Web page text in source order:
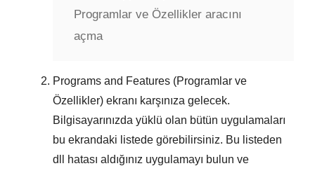
Programlar ve Özellikler aracını
açma
Programs and Features (Programlar ve
Özellikler) ekranı karşınıza gelecek.
Bilgisayarınızda yüklü olan bütün uygulamaları
bu ekrandaki listede görebilirsiniz. Bu listeden
dll hatası aldığınız uygulamayı bulun ve